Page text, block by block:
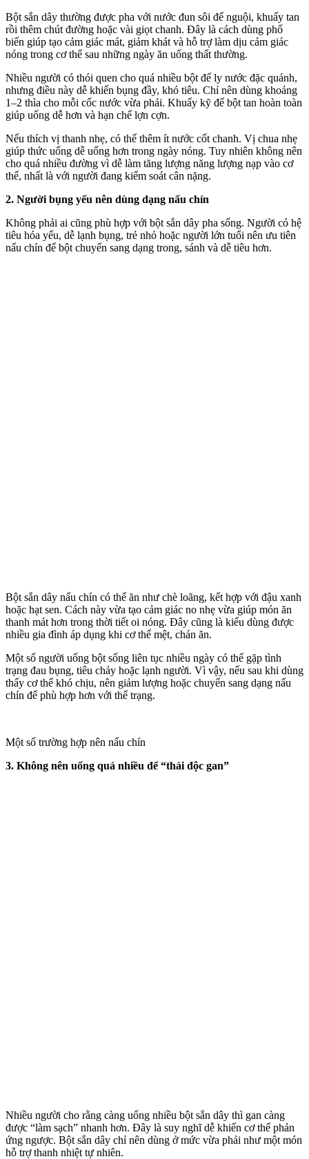
Bột sắn dây thường được pha với nước đun sôi để nguội, khuấy tan
rồi thêm chút đường hoặc vài giọt chanh. Đây là cách dùng phổ
biến giúp tạo cảm giác mát, giảm khát và hỗ trợ làm dịu cảm giác
nóng trong c‌ơ th‌ể sau những ngày ăn uống thất thường.
Nhiều người có thói quen cho quá nhiều bột để ly nước đặc quánh,
nhưng điều này dễ khiến bụng đầy, khó tiêu. Chỉ nên dùng khoảng
1–2 thìa cho mỗi cốc nước vừa phải. Khuấy kỹ để bột tan hoàn toàn
giúp uống dễ hơn và hạn chế lợn cợn.
Nếu thích vị thanh nhẹ, có thể thêm ít nước cốt chanh. Vị chua nhẹ
giúp thức uống dễ uống hơn trong ngày nóng. Tuy nhiên không nên
cho quá nhiều đường vì dễ làm tăng lượng năng lượng nạp vào c‌ơ
th‌ể, nhất là với người đang kiểm soát cân nặng.
2. Người bụng yếu nên dùng dạng nấu chín
Không phải ai cũng phù hợp với bột sắn dây pha sống. Người có hệ
tiêu hóa yếu, dễ lạnh bụng, trẻ nhỏ hoặc người lớn tuổi nên ưu tiên
nấu chín để bột chuyển sang dạng trong, sánh và dễ tiêu hơn.
Bột sắn dây nấu chín có thể ăn như chè loãng, kết hợp với đậu xanh
hoặc hạt sen. Cách này vừa tạo cảm giác no nhẹ vừa giúp món ăn
thanh mát hơn trong thời tiết oi nóng. Đây cũng là kiểu dùng được
nhiều gia đình áp dụng khi c‌ơ th‌ể mệt, chán ăn.
Một số người uống bột sống liên tục nhiều ngày có thể gặp tình
trạng đau bụng, tiêu chảy hoặc lạnh người. Vì vậy, nếu sau khi dùng
thấy c‌ơ th‌ể khó chịu, nên giảm lượng hoặc chuyển sang dạng nấu
chín để phù hợp hơn với thể trạng.
Một số trường hợp nên nấu chín
3. Không nên uống quá nhiều để “thải độc gan”
Nhiều người cho rằng càng uống nhiều bột sắn dây thì gan càng
được “làm sạch” nhanh hơn. Đây là suy nghĩ dễ khiến c‌ơ th‌ể phản
ứng ngược. Bột sắn dây chỉ nên dùng ở mức vừa phải như một món
hỗ trợ thanh nhiệt tự nhiên.